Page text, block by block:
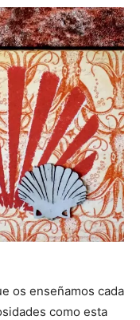
os enseñamos cada
como esta